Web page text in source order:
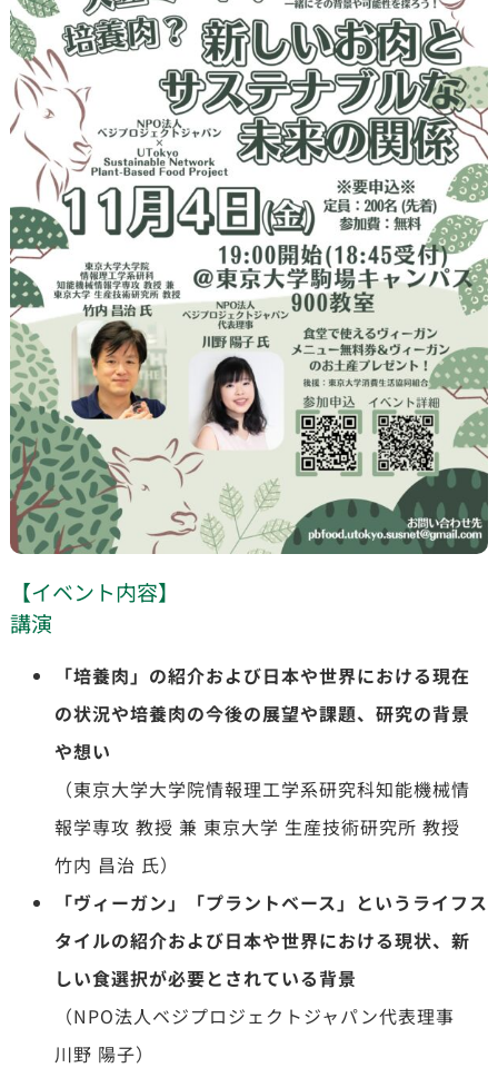
【イベント内容】
講演
「培養肉」の紹介および日本や世界における現在
の状況や培養肉の今後の展望や課題、研究の背景
や想い
（東京大学大学院情報理工学系研究科知能機械情
報学専攻 教授 兼 東京大学 生産技術研究所 教授
竹内 昌治 氏）
「ヴィーガン」「プラントベース」というライフス
タイルの紹介および日本や世界における現状、新
しい食選択が必要とされている背景
（NPO法人ベジプロジェクトジャパン代表理事
川野 陽子）